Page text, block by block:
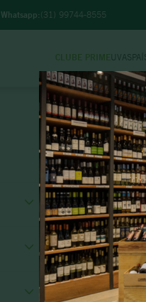
Whatsapp: (31) 99744-8555
CLUBE PRIME UVAS
1º
2º
3º
4º
5º
6º
7º
8º